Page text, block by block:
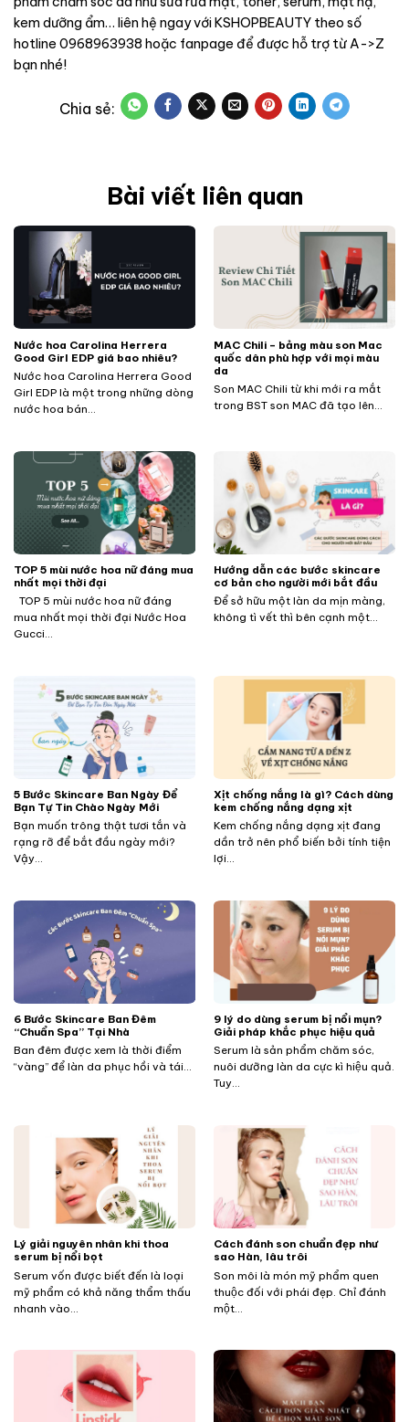
kem dưỡng ẩm… liên hệ ngay với KSHOPBEAUTY theo số
hotline 0968963938 hoặc fanpage để được hỗ trợ từ A->Z
bạn nhé!
Bài viết liên quan
Nước hoa Carolina Herrera
Good Girl EDP giá bao nhiêu?
Nước hoa Carolina Herrera Good
Girl EDP là một trong những dòng
nước hoa bán...
MAC Chili – bảng màu son Mac
quốc dân phù hợp với mọi màu
da
Son MAC Chili từ khi mới ra mắt
trong BST son MAC đã tạo lên...
TOP 5 mùi nước hoa nữ đáng mua
nhất mọi thời đại
TOP 5 mùi nước hoa nữ đáng
mua nhất mọi thời đại Nước Hoa
Gucci...
Hướng dẫn các bước skincare
cơ bản cho người mới bắt đầu
Để sở hữu một làn da mịn màng,
không tì vết thì bên cạnh một...
5 Bước Skincare Ban Ngày Để
Bạn Tự Tin Chào Ngày Mới
Bạn muốn trông thật tươi tắn và
rạng rỡ để bắt đầu ngày mới?
Vậy...
Xịt chống nắng là gì? Cách dùng
kem chống nắng dạng xịt
Kem chống nắng dạng xịt đang
dần trở nên phổ biến bởi tính tiện
lợi...
​​​​​​6 Bước Skincare Ban Đêm
“Chuẩn Spa” Tại Nhà
Ban đêm được xem là thời điểm
“vàng” để làn da phục hồi và tái...
9 lý do dùng serum bị nổi mụn?
Giải pháp khắc phục hiệu quả
Serum là sản phẩm chăm sóc,
nuôi dưỡng làn da cực kì hiệu quả.
Tuy...
Lý giải nguyên nhân khi thoa
serum bị nổi bọt
Serum vốn được biết đến là loại
mỹ phẩm có khả năng thẩm thấu
nhanh vào...
Cách đánh son chuẩn đẹp như
sao Hàn, lâu trôi
Son môi là món mỹ phẩm quen
thuộc đối với phái đẹp. Chỉ đánh
một...